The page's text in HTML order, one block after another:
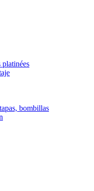
platinées
bombillas